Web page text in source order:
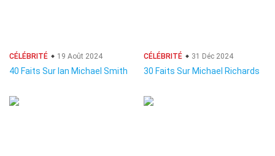
CÉLÉBRITÉ 19 Août 2024
40 Faits Sur Ian Michael Smith
CÉLÉBRITÉ 31 Déc 2024
30 Faits Sur Michael Richards